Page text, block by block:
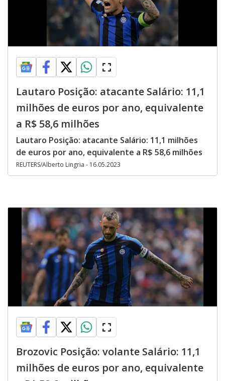
Lautaro Posição: atacante Salário: 11,1
milhões de euros por ano, equivalente
a R$ 58,6 milhões
Lautaro Posição: atacante Salário: 11,1 milhões
de euros por ano, equivalente a R$ 58,6 milhões
REUTERS/Alberto Lingria - 16.05.2023
Brozovic Posição: volante Salário: 11,1
milhões de euros por ano, equivalente